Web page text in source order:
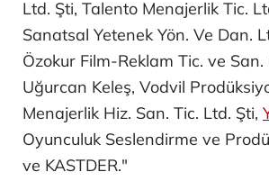
Ltd. Şti, Talento Menajerlik Tic.
Sanatsal Yetenek Yön. Ve Dan.
Özokur Film-Reklam Tic. ve San.
Uğurcan Keleş, Vodvil
Menajerlik Hiz. San. Tic. Ltd. Şti,
Oyunculuk Seslendirme ve
ve KASTDER."